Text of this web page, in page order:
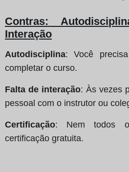
Contras:
Interação
Autodisciplina: Você
completar o curso.
Falta de interação: Às vezes
pessoal com o instrutor ou
Certificação: Nem todos
certificação gratuita.